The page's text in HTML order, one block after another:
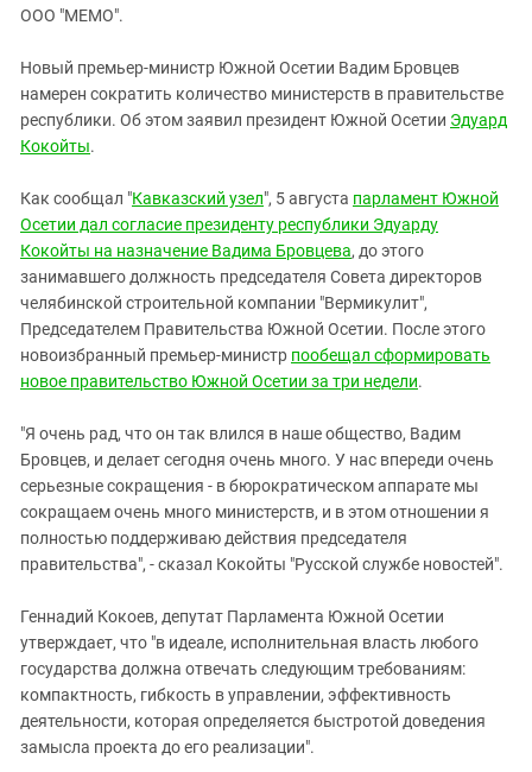
ИНАКОМЫСЛИЕ В ЧЕЧНЕ
ПРЕСЛЕДОВАНИЕ АКТИВИСТОВ
МОБИЛИЗАЦИЯ И ПРОТЕСТЫ
Дагестан
Ингушетия
Кабардино-Балкария
Калмыкия
Краснодарский край
Нагорный Карабах
Российская Федерация
Ростовская область
Северная Осетия - Алания
СКФО
Чечня
Южная Осетия
Южный Кавказ
ЮФО
ООО "МЕМО".
Новый премьер-министр Южной Осетии Вадим Бровцев
намерен сократить количество министерств в правительстве
республики. Об этом заявил президент Южной Осетии Эдуард
Кокойты.
Как сообщал "Кавказский узел", 5 августа парламент Южной
Осетии дал согласие президенту республики Эдуарду
Кокойты на назначение Вадима Бровцева, до этого
занимавшего должность председателя Совета директоров
челябинской строительной компании "Вермикулит",
Председателем Правительства Южной Осетии. После этого
новоизбранный премьер-министр пообещал сформировать
новое правительство Южной Осетии за три недели.
"Я очень рад, что он так влился в наше общество, Вадим
Бровцев, и делает сегодня очень много. У нас впереди очень
серьезные сокращения - в бюрократическом аппарате мы
сокращаем очень много министерств, и в этом отношении я
полностью поддерживаю действия председателя
правительства", - сказал Кокойты "Русской службе новостей".
Геннадий Кокоев, депутат Парламента Южной Осетии
утверждает, что "в идеале, исполнительная власть любого
государства должна отвечать следующим требованиям:
компактность, гибкость в управлении, эффективность
деятельности, которая определяется быстротой доведения
замысла проекта до его реализации".